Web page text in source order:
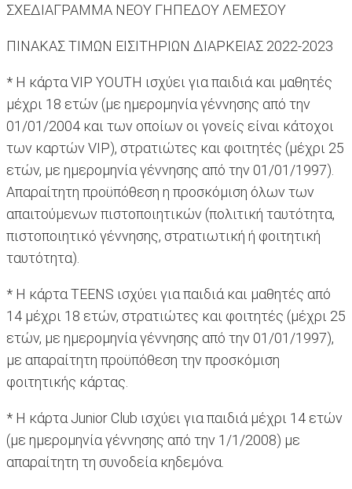
ΣΧΕΔΙΑΓΡΑΜΜΑ ΝΕΟΥ ΓΗΠΕΔΟΥ ΛΕΜΕΣΟΥ
ΠΙΝΑΚΑΣ ΤΙΜΩΝ ΕΙΣΙΤΗΡΙΩΝ ΔΙΑΡΚΕΙΑΣ 2022-2023
* Η κάρτα VIP YOUTH ισχύει για παιδιά και μαθητές
μέχρι 18 ετών (με ημερομηνία γέννησης από την
01/01/2004 και των οποίων οι γονείς είναι κάτοχοι
των καρτών VIP), στρατιώτες και φοιτητές (μέχρι 25
ετών, με ημερομηνία γέννησης από την 01/01/1997).
Απαραίτητη προϋπόθεση η προσκόμιση όλων των
απαιτούμενων πιστοποιητικών (πολιτική ταυτότητα,
πιστοποιητικό γέννησης, στρατιωτική ή φοιτητική
ταυτότητα).
* Η κάρτα TEENS ισχύει για παιδιά και μαθητές από
14 μέχρι 18 ετών, στρατιώτες και φοιτητές (μέχρι 25
ετών, με ημερομηνία γέννησης από την 01/01/1997),
με απαραίτητη προϋπόθεση την προσκόμιση
φοιτητικής κάρτας.
* Η κάρτα Junior Club ισχύει για παιδιά μέχρι 14 ετών
(με ημερομηνία γέννησης από την 1/1/2008) με
απαραίτητη τη συνοδεία κηδεμόνα.